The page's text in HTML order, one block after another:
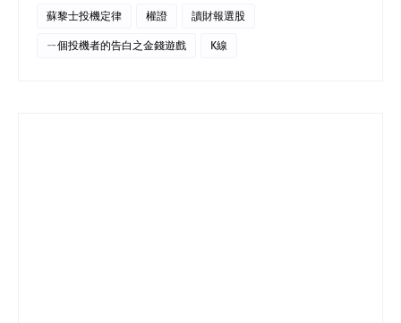
蘇黎士投機定律 權證 讀財報選股
ㄧ個投機者的告白之金錢遊戲 K線